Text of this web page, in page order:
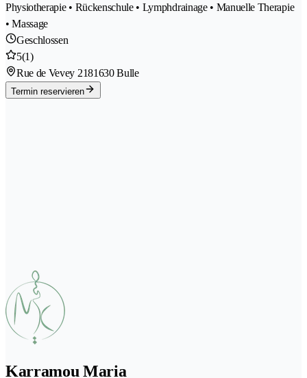
Physiotherapie • Rückenschule • Lymphdrainage • Manuelle Therapie
• Massage
Geschlossen
5(1)
Rue de Vevey 2181630 Bulle
Termin reservieren
Karramou Maria